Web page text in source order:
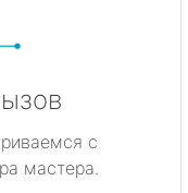
с
мастера.